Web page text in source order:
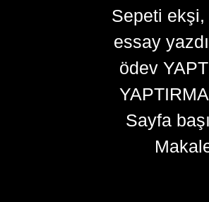
Sepeti
essay
ödev
Sayfa